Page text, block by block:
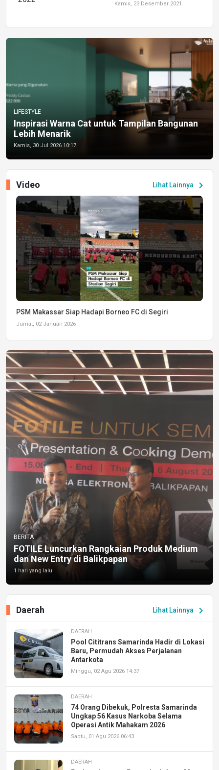
Kamis, 23 Desember 2021
LIFESTYLE
Inspirasi Warna Cat untuk Tampilan Bangunan
Lebih Menarik
Kamis, 30 Jul 2026 10:17
Lihat Lainnya chevron_right
Video
PSM Makassar Siap Hadapi Borneo FC di Segiri
Jumat, 02 Januari 2026
BERITA
FOTILE Luncurkan Rangkaian Produk Medium
dan New Entry di Balikpapan
1 hari yang lalu
Lihat Lainnya chevron_right
Daerah
DAERAH
Pool Cititrans Samarinda Hadir di Lokasi
Baru, Permudah Akses Perjalanan
Antarkota
Minggu, 02 Agu 2026 14:37
DAERAH
74 Orang Dibekuk, Polresta Samarinda
Ungkap 56 Kasus Narkoba Selama
Operasi Antik Mahakam 2026
Sabtu, 01 Agu 2026 06:43
DAERAH